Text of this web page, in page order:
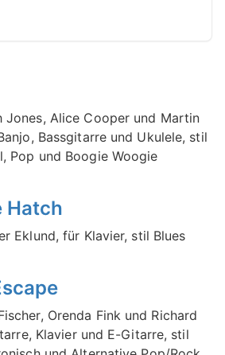
Jones, Alice Cooper und Martin
Bassgitarre und Ukulele, stil
Pop und Boogie Woogie
Hatch
Eklund, für Klavier, stil Blues
Orenda Fink und Richard
Klavier und E-Gitarre, stil